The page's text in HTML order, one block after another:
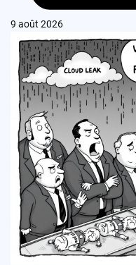
9 août 2026